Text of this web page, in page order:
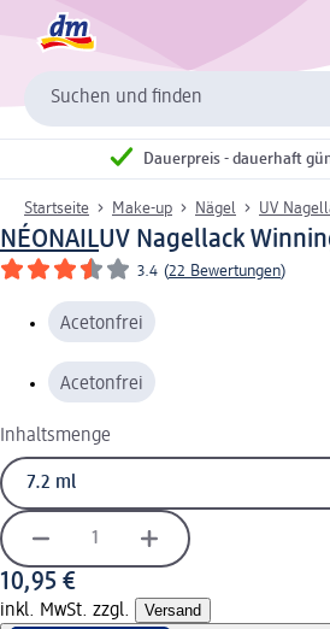
Suchen und finden
Dauerpreis - dauerhaft
Startseite Make-up Nägel UV
NÉONAILUV Nagellack
3.4 (22 Bewertungen)
Acetonfrei
Acetonfrei
Inhaltsmenge
10,95 €
inkl. MwSt. zzgl. Versand